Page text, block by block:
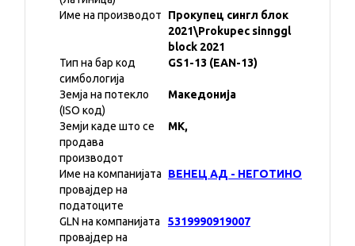
Име на производот
Прокупец сингл блок
2021\Prokupec sinnggl
block 2021
Тип на бар код
симбологија
GS1-13 (EAN-13)
Земја на потекло
(ISO код)
Македонија
Земји каде што се
продава
производот
MK,
Име на компанијата
провајдер на
податоците
ВЕНЕЦ АД - НЕГОТИНО
GLN на компанијата
провајдер на
5319990919007